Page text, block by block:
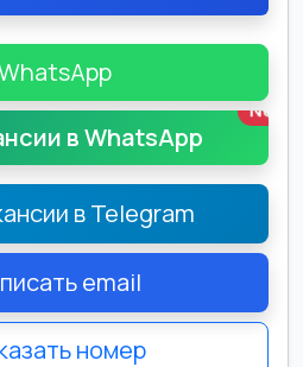
в WhatsApp
New
в Telegram
email
номер